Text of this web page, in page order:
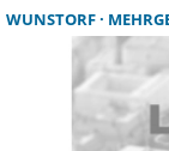
einem großen
fahren bis zum
Essen und
WUNSTORF